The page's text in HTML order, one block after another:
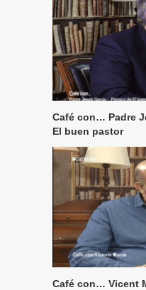
Café con… Padre
El buen pastor
Café con… Vicent